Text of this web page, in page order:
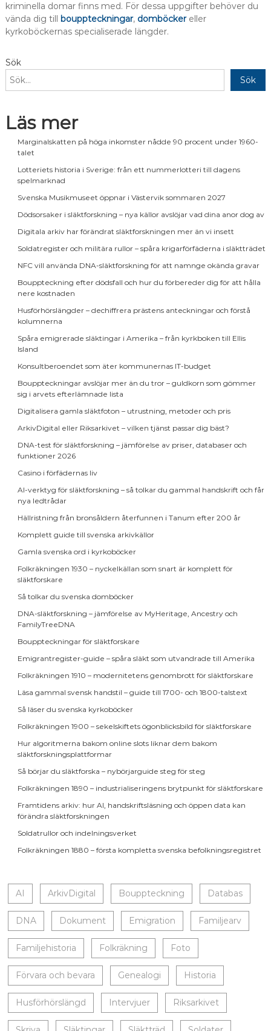
kriminella domar finns med. För dessa uppgifter behöver du
vända dig till bouppteckningar, domböckereller
kyrkoböckernas specialiserade längder.
Sök
Sök
Läs mer
Marginalskatten på höga inkomster nådde 90 procent under 1960-
talet
Lotteriets historia i Sverige: från ett nummerlotteri till dagens
spelmarknad
Svenska Musikmuseet öppnar i Västervik sommaren 2027
Dödsorsaker i släktforskning – nya källor avslöjar vad dina anor dog av
Digitala arkiv har förändrat släktforskningen mer än vi insett
Soldatregister och militära rullor – spåra krigarförfäderna i släktträdet
NFC vill använda DNA-släktforskning för att namnge okända gravar
Bouppteckning efter dödsfall och hur du förbereder dig för att hålla
nere kostnaden
Husförhörslängder – dechiffrera prästens anteckningar och förstå
kolumnerna
Spåra emigrerade släktingar i Amerika – från kyrkboken till Ellis
Island
Konsultberoendet som äter kommunernas IT-budget
Bouppteckningar avslöjar mer än du tror – guldkorn som gömmer
sig i arvets efterlämnade lista
Digitalisera gamla släktfoton – utrustning, metoder och pris
ArkivDigital eller Riksarkivet – vilken tjänst passar dig bäst?
DNA-test för släktforskning – jämförelse av priser, databaser och
funktioner 2026
Casino i förfädernas liv
AI-verktyg för släktforskning – så tolkar du gammal handskrift och får
nya ledtrådar
Hällristning från bronsåldern återfunnen i Tanum efter 200 år
Komplett guide till svenska arkivkällor
Gamla svenska ord i kyrkoböcker
Folkräkningen 1930 – nyckelkällan som snart är komplett för
släktforskare
Så tolkar du svenska domböcker
DNA-släktforskning – jämförelse av MyHeritage, Ancestry och
FamilyTreeDNA
Bouppteckningar för släktforskare
Emigrantregister-guide – spåra släkt som utvandrade till Amerika
Folkräkningen 1910 – modernitetens genombrott för släktforskare
Läsa gammal svensk handstil – guide till 1700- och 1800-talstext
Så läser du svenska kyrkoböcker
Folkräkningen 1900 – sekelskiftets ögonblicksbild för släktforskare
Hur algoritmerna bakom online slots liknar dem bakom
släktforskningsplattformar
Så börjar du släktforska – nybörjarguide steg för steg
Folkräkningen 1890 – industrialiseringens brytpunkt för släktforskare
Framtidens arkiv: hur AI, handskriftsläsning och öppen data kan
förändra släktforskningen
Soldatrullor och indelningsverket
Folkräkningen 1880 – första kompletta svenska befolkningsregistret
AI ArkivDigital Bouppteckning Databas
DNA Dokument Emigration Familjearv
Familjehistoria Folkräkning Foto
Förvara och bevara Genealogi Historia
Husförhörslängd Intervjuer Riksarkivet